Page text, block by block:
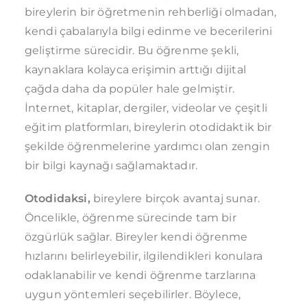
bireylerin bir öğretmenin rehberliği olmadan,
kendi çabalarıyla bilgi edinme ve becerilerini
geliştirme sürecidir. Bu öğrenme şekli,
kaynaklara kolayca erişimin arttığı dijital
çağda daha da popüler hale gelmiştir.
İnternet, kitaplar, dergiler, videolar ve çeşitli
eğitim platformları, bireylerin otodidaktik bir
şekilde öğrenmelerine yardımcı olan zengin
bir bilgi kaynağı sağlamaktadır.
Otodidaksi,bireylere birçok avantaj sunar.
Öncelikle, öğrenme sürecinde tam bir
özgürlük sağlar. Bireyler kendi öğrenme
hızlarını belirleyebilir, ilgilendikleri konulara
odaklanabilir ve kendi öğrenme tarzlarına
uygun yöntemleri seçebilirler. Böylece,